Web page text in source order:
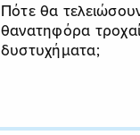
Πότε θα
θανατηφόρα
δυστυχήματα;